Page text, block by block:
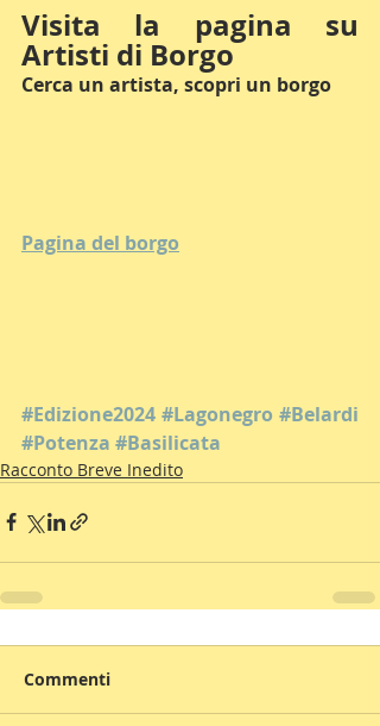
Visita la pagina su
Artisti di Borgo
Cerca un artista, scopri un borgo
Pagina del borgo
#Edizione2024 #Lagonegro #Belardi
#Potenza #Basilicata
Racconto Breve Inedito
Commenti